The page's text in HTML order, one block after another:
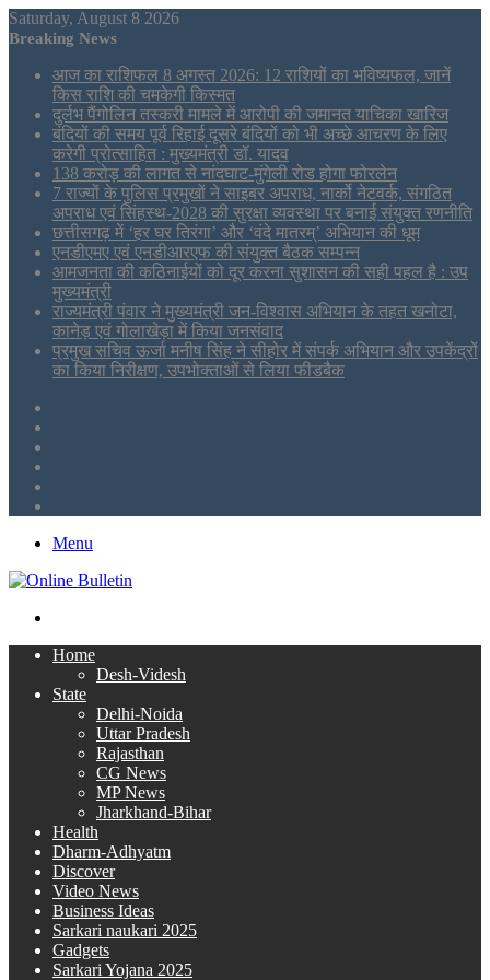
Saturday, August 8 2026
Breaking News
आज का राशिफल 8 अगस्त 2026: 12 राशियों का भविष्यफल, जानें
किस राशि की चमकेगी किस्मत
दुर्लभ पैंगोलिन तस्करी मामले में आरोपी की जमानत याचिका खारिज
बंदियों की समय पूर्व रिहाई दूसरे बंदियों को भी अच्छे आचरण के लिए
करेगी प्रोत्साहित : मुख्यमंत्री डॉ. यादव
138 करोड़ की लागत से नांदघाट-मुंगेली रोड होगा फोरलेन
7 राज्यों के पुलिस प्रमुखों ने साइबर अपराध, नार्को नेटवर्क, संगठित
अपराध एवं सिंहस्थ-2028 की सुरक्षा व्यवस्था पर बनाई संयुक्त रणनीति
छत्तीसगढ़ में ‘हर घर तिरंगा’ और ‘वंदे मातरम्’ अभियान की धूम
एनडीएमए एवं एनडीआरएफ की संयुक्त बैठक सम्पन्न
आमजनता की कठिनाईयों को दूर करना सुशासन की सही पहल है : उप
मुख्यमंत्री
राज्यमंत्री पंवार ने मुख्यमंत्री जन-विश्वास अभियान के तहत खनोटा,
कानेड़ एवं गोलाखेड़ा में किया जनसंवाद
प्रमुख सचिव ऊर्जा मनीष सिंह ने सीहोर में संपर्क अभियान और उपकेंद्रों
का किया निरीक्षण, उपभोक्ताओं से लिया फीडबैक
Menu
Home
Desh-Videsh
State
Delhi-Noida
Uttar Pradesh
Rajasthan
CG News
MP News
Jharkhand-Bihar
Health
Dharm-Adhyatm
Discover
Video News
Business Ideas
Sarkari naukari 2025
Gadgets
Sarkari Yojana 2025